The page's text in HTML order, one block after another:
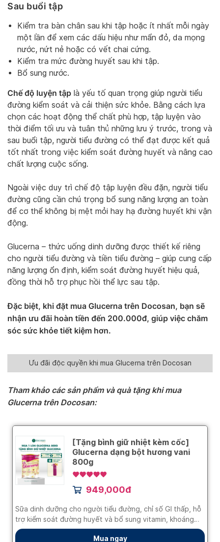
Sau buổi tập
Kiểm tra bàn chân sau khi tập hoặc ít nhất mỗi ngày
một lần để xem các dấu hiệu như mẩn đỏ, da mọng
nước, nứt nẻ hoặc có vết chai cứng.
Kiểm tra mức đường huyết sau khi tập.
Bổ sung nước.
Chế độ luyện tập là yếu tố quan trọng giúp người tiểu
đường kiểm soát và cải thiện sức khỏe. Bằng cách lựa
chọn các hoạt động thể chất phù hợp, tập luyện vào
thời điểm tối ưu và tuân thủ những lưu ý trước, trong và
sau buổi tập, người tiểu đường có thể đạt được kết quả
tốt nhất trong việc kiểm soát đường huyết và nâng cao
chất lượng cuộc sống.
Ngoài việc duy trì chế độ tập luyện đều đặn, người tiểu
đường cũng cần chú trọng bổ sung năng lượng an toàn
để cơ thể không bị mệt mỏi hay hạ đường huyết khi vận
động.
Glucerna – thức uống dinh dưỡng được thiết kế riêng
cho người tiểu đường và tiền tiểu đường – giúp cung cấp
năng lượng ổn định, kiểm soát đường huyết hiệu quả,
đồng thời hỗ trợ phục hồi thể lực sau tập.
Đặc biệt, khi đặt mua Glucerna trên Docosan, bạn sẽ
nhận ưu đãi hoàn tiền đến 200.000đ, giúp việc chăm
sóc sức khỏe tiết kiệm hơn.
Ưu đãi độc quyền khi mua Glucerna trên Docosan
Tham khảo các sản phẩm và quà tặng khi mua
Glucerna trên Docosan: